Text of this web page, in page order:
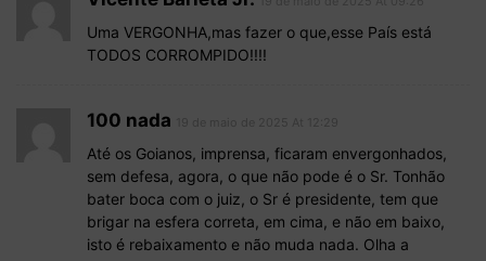
Uma VERGONHA,mas fazer o que,esse País está
TODOS CORROMPIDO!!!!
100 nada
Até os Goianos, imprensa, ficaram envergonhados,
sem defesa, agora, o que não pode é o Sr. Tonhão
bater boca com o juiz, o Sr é presidente, tem que
brigar na esfera correta, em cima, e não em baixo,
isto é rebaixamento e não muda nada. Olha a